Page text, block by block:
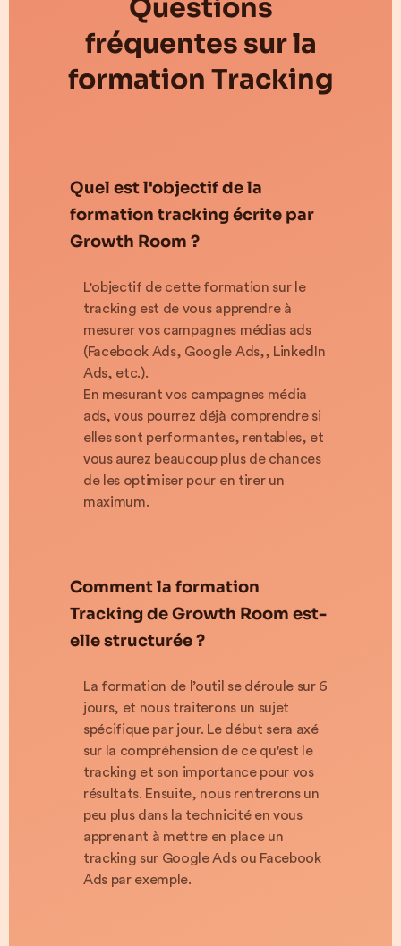
Questions
fréquentes sur la
formation Tracking
Quel est l'objectif de la
formation tracking écrite par
Growth Room ?
L'objectif de cette formation sur le
tracking est de vous apprendre à
mesurer vos campagnes médias ads
(Facebook Ads, Google Ads,, LinkedIn
Ads, etc.).
En mesurant vos campagnes média
ads, vous pourrez déjà comprendre si
elles sont performantes, rentables, et
vous aurez beaucoup plus de chances
de les optimiser pour en tirer un
maximum.
Comment la formation
Tracking de Growth Room est-
elle structurée ?
La formation de l’outil se déroule sur 6
jours, et nous traiterons un sujet
spécifique par jour. Le début sera axé
sur la compréhension de ce qu'est le
tracking et son importance pour vos
résultats. Ensuite, nous rentrerons un
peu plus dans la technicité en vous
apprenant à mettre en place un
tracking sur Google Ads ou Facebook
Ads par exemple.